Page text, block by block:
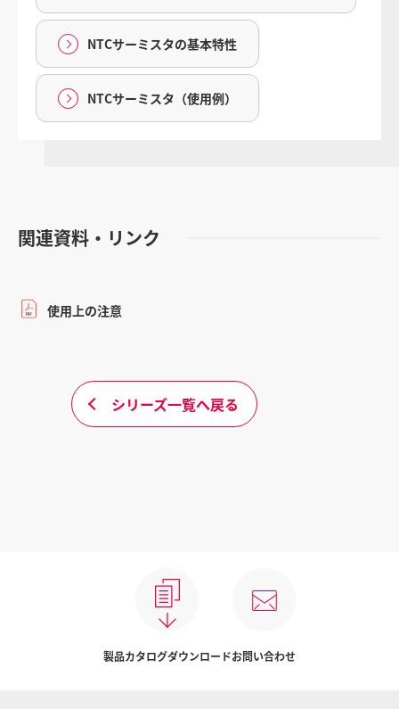
NTCサーミスタの基本特性
NTCサーミスタ（使用例）
関連資料・リンク
使用上の注意
シリーズ一覧へ戻る
製品カタログダウンロードお問い合わせ